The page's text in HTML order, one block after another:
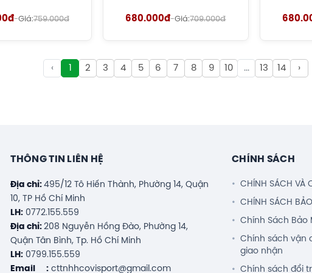
-Giá:759.000đ 680.000đ-Giá:709.000đ
‹ 1 2 3 4 5 6 7 8 9 10 ... 13 14 ›
THÔNG TIN LIÊN HỆ
Địa chỉ:495/12 Tô Hiến Thành, Phường 14, Quận
10, TP Hồ Chí Minh
LH: 0772.155.559
Địa chỉ:208 Nguyễn Hồng Đào, Phường 14,
Quận Tân Bình, Tp. Hồ Chí Minh
LH: 0799.155.559
Email : cttnhhcovisport@gmail.com
CHÍNH SÁCH
CHÍNH SÁCH VÀ
CHÍNH SÁCH
Chính Sách Bảo
Chính sách vận
giao nhận
Chính sách đổi